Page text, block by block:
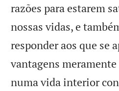
razões para estarem
nossas vidas, e
responder aos que se
vantagens
numa vida interior